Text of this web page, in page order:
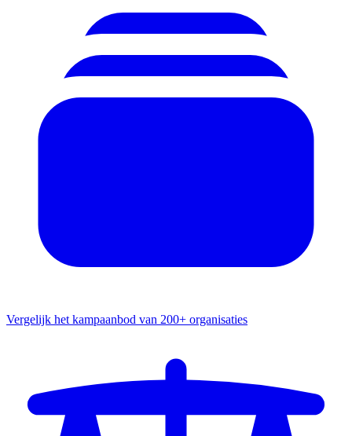
Vergelijk het kampaanbod van 200+ organisaties